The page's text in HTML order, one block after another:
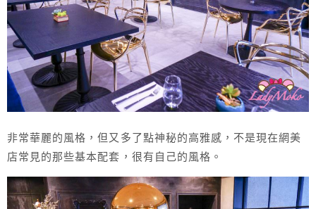
非常華麗的風格，但又多了點神秘的高雅感，不是現在網美
店常見的那些基本配套，很有自己的風格。